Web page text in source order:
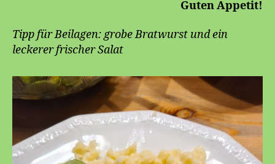
Guten Appetit!
Tipp für Beilagen: grobe Bratwurst und ein
leckerer frischer Salat